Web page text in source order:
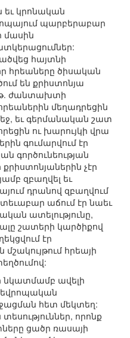
եւ կրոնական
պարբերաբար
մասին
հայտնի
հրեաները ծիսական
են քրիստոնյա
ժանտախտի
մեղադրեցին
եւ գերմանական շատ
ու խարույկի վրա
գումարվում էր
գործունեության
չէր
զբաղվել եւ
դրանով զբաղվում
աճում էր նաեւ
ատելությունը,
շատերի կարծիքով
էր
հրեայի
նկատմամբ ավելի
հետ մեկտեղ:
որոնք
ցածր ռասայի